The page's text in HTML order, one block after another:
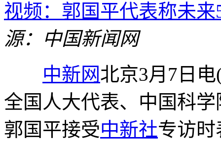
视频：郭国平代表称未
源：中国新闻网
中新网北京3月7日
全国人大代表、中国科
郭国平接受中新社专访